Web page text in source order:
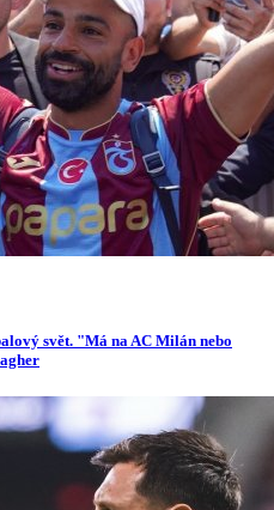
svět. "Má na AC Milán nebo